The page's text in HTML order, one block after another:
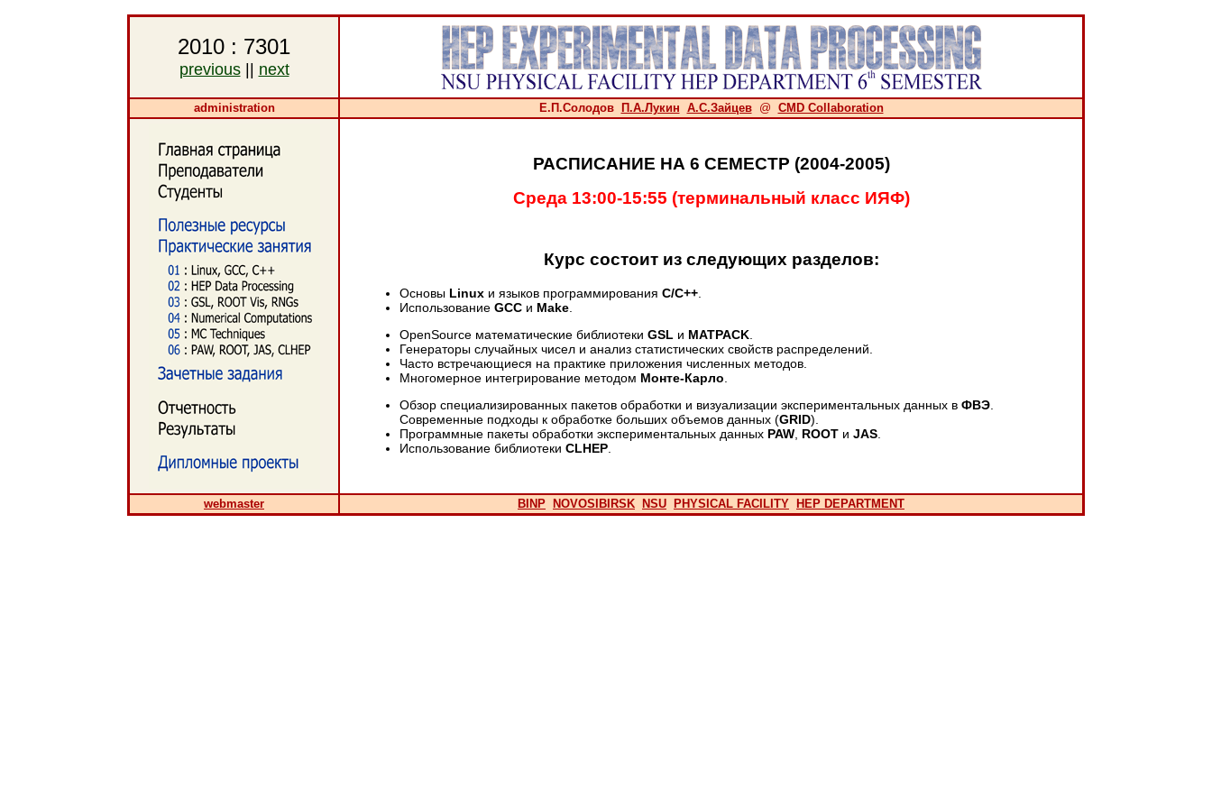
2010 : 7301
previous|| next
administration Е.П.Солодов П.А.Лукин А.С.Зайцев @ CMD Collaboration
РАСПИСАНИЕ НА 6 СЕМЕСТР (2004-2005)
Среда 13:00-15:55 (терминальный класс ИЯФ)
Курс состоит из следующих разделов:
Основы Linuxи языков программирования С/C++.
Использование GCCи Make.
OpenSource математические библиотеки GSLи MATPACK.
Генераторы случайных чисел и анализ статистических свойств распределений.
Часто встречающиеся на практике приложения численных методов.
Многомерное интегрирование методом Монте-Карло.
Обзор специализированных пакетов обработки и визуализации экспериментальных данных в ФВЭ.
Современные подходы к обработке больших объемов данных (GRID).
Программные пакеты обработки экспериментальных данных PAW, ROOTи JAS.
Использование библиотеки CLHEP.
webmaster BINP NOVOSIBIRSK NSU PHYSICAL FACILITY HEP DEPARTMENT